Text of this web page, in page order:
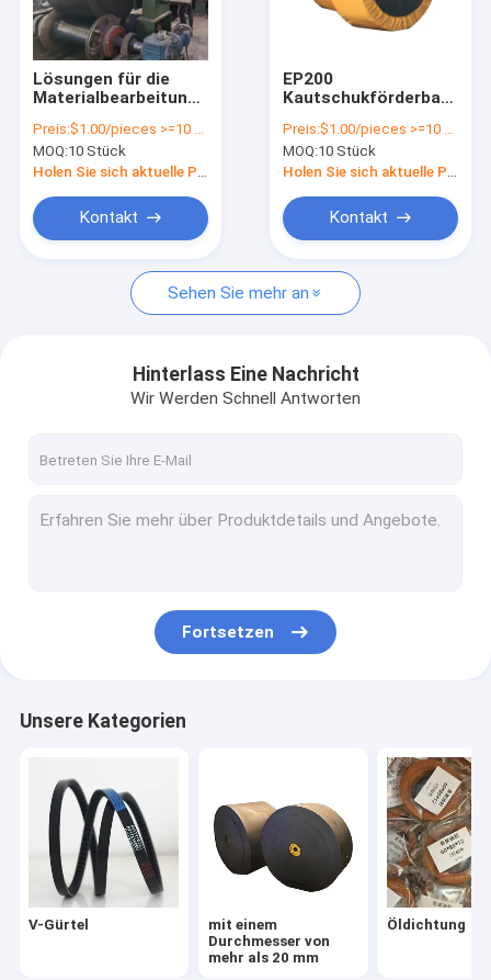
Über uns
Fabrik Tour
Nachrichten
mit einem Durchmesser von mehr als 20 mm
Öldichtung
Staubdichtungsring
hydraulischer Schlauch
ungrouped
OEM-Siegelring
Lösungen für die
Materialbearbeitung
Fahrband- und
Seitenwanddesign
Preis:$1.00/pieces >=10 pieces
MOQ:10 Stück
Holen Sie sich aktuelle Preis
Kontakt
EP200
Kautschukförderband
hohe Zugfestigkeit
für alle
Industriezweige
Preis:$1.00/pieces >=10 pieces
MOQ:10 Stück
Holen Sie sich aktuelle Preis
Kontakt
Sehen Sie mehr an
Hinterlass Eine Nachricht
Wir Werden Schnell Antworten
Fortsetzen
Unsere Kategorien
V-Gürtel
mit einem
Durchmesser von
mehr als 20 mm
Öldichtung